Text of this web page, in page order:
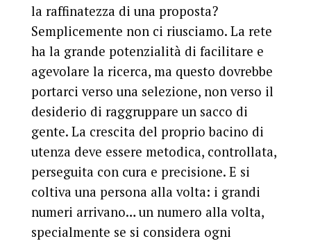
la raffinatezza di una proposta?
Semplicemente non ci riusciamo. La rete
ha la grande potenzialità di facilitare e
agevolare la ricerca, ma questo dovrebbe
portarci verso una selezione, non verso il
desiderio di raggruppare un sacco di
gente. La crescita del proprio bacino di
utenza deve essere metodica, controllata,
perseguita con cura e precisione. E si
coltiva una persona alla volta: i grandi
numeri arrivano… un numero alla volta,
specialmente se si considera ogni